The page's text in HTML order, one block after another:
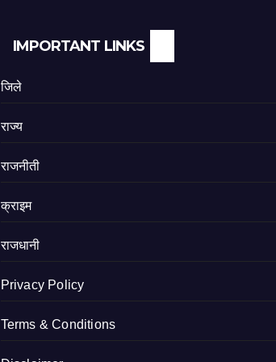
IMPORTANT LINKS
जिले
राज्य
राजनीती
क्राइम
राजधानी
Privacy Policy
Terms & Conditions